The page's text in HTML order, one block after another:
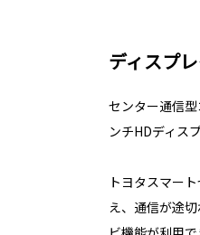
ディスプ
センター通信
ンチHDディス
トヨタスマー
え、通信が途